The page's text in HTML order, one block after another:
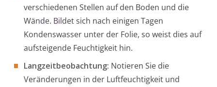
verschiedenen Stellen auf den Boden und die
Wände. Bildet sich nach einigen Tagen
Kondenswasser unter der Folie, so weist dies auf
aufsteigende Feuchtigkeit hin.
Langzeitbeobachtung: Notieren Sie die
Veränderungen in der Luftfeuchtigkeit und